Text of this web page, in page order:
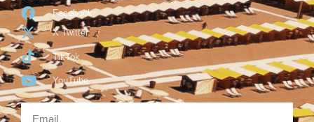
Facebook
X Twitter
TikTok
YouTube